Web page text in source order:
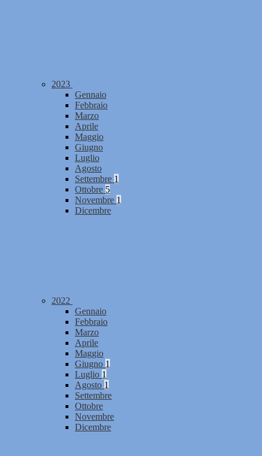
2023
Gennaio
Febbraio
Marzo
Aprile
Maggio
Giugno
Luglio
Agosto
Settembre 1
Ottobre 5
Novembre 1
Dicembre
2022
Gennaio
Febbraio
Marzo
Aprile
Maggio
Giugno 1
Luglio 1
Agosto 1
Settembre
Ottobre
Novembre
Dicembre